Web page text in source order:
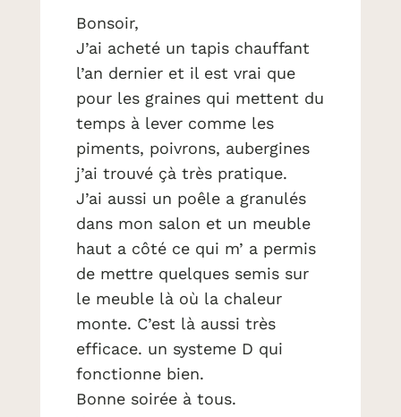
Bonsoir,
J’ai acheté un tapis chauffant
l’an dernier et il est vrai que
pour les graines qui mettent du
temps à lever comme les
piments, poivrons, aubergines
j’ai trouvé çà très pratique.
J’ai aussi un poêle a granulés
dans mon salon et un meuble
haut a côté ce qui m’ a permis
de mettre quelques semis sur
le meuble là où la chaleur
monte. C’est là aussi très
efficace. un systeme D qui
fonctionne bien.
Bonne soirée à tous.